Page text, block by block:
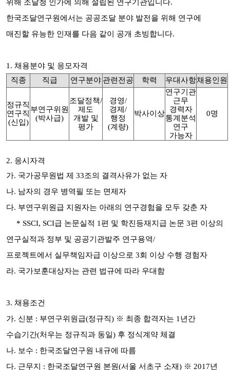
위해 조달청 인가에 의해 설립된 연구기관입니다.
한국조달연구원에서는 공공조달 분야 발전을 위해 연구에
매진할 유능한 인재를 다음 같이 공개 초빙합니다.
1. 채용분야 및 응모자격
직종
직급 연구분야 관련전공 학력 우대사항채용인원
정규직
연구직
(신입)
부연구위원
(박사급)
조달정책/
제도
개발 및
평가
경영/
경제/
행정
(계량)
박사이상
연구기관
근무
경력자
통계분석
연구
가능자
0명
2. 응시자격
가. 국가공무원법 제 33조의 결격사유가 없는 자
나. 남자의 경우 병역필 또는 면제자
다. 부연구위원급 지원자는 아래의 연구경험을 모두 갖춘 자
* SSCI, SCI급 논문실적 1편 및 학진등재지급 논문 3편 이상의
연구실적과 정부 및 공공기관발주 연구용역/
프로젝트에서 실무책임자급 이상으로 3회 이상 수행 경험자
라. 국가보훈대상자는 관련 법규에 따라 우대함
3. 채용조건
가. 신분 : 부연구위원급(정규직) ※ 최종 합격자는 1년간
수습기간(처우는 정규직과 동일) 후 정식계약 체결
나. 보수 : 한국조달연구원 내규에 따름
다. 근무지 : 한국조달연구원 본원(서울 서초구 소재) ※ 2017년